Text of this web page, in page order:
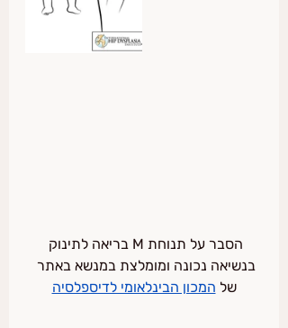
הסבר על תנוחת M בריאה לתינוק
בנשיאה נכונה ומומלצת במנשא באתר
של המכון הבינלאומי לדיספלסיה